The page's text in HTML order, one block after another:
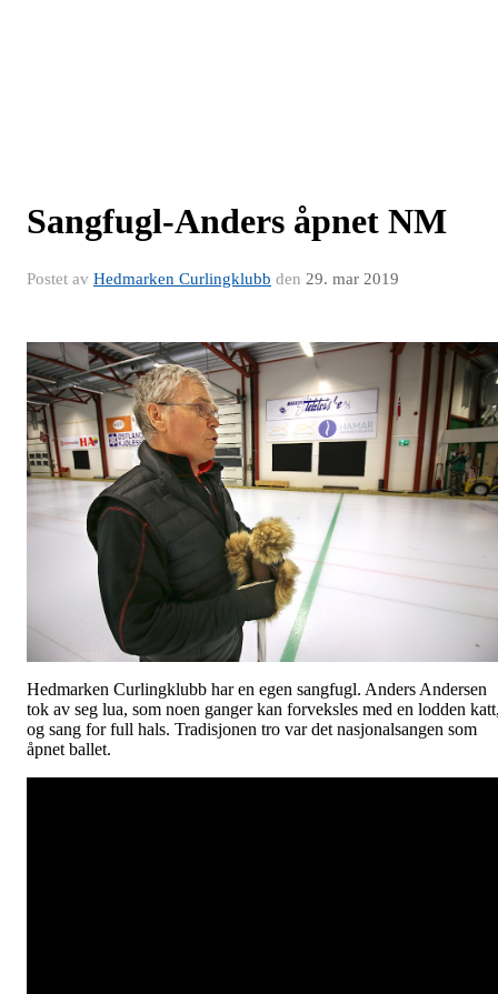
Sangfugl-Anders åpnet NM
Postet av Hedmarken Curlingklubb den 29. mar 2019
Hedmarken Curlingklubb har en egen sangfugl. Anders Andersen
tok av seg lua, som noen ganger kan forveksles med en lodden
og sang for full hals. Tradisjonen tro var det nasjonalsangen som
åpnet ballet.